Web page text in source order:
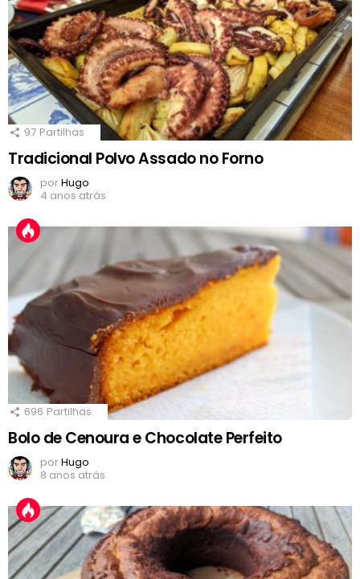
97 Partilhas
Tradicional Polvo Assado no Forno
porHugo
4 anos atrás
696 Partilhas
Bolo de Cenoura e Chocolate Perfeito
porHugo
8 anos atrás